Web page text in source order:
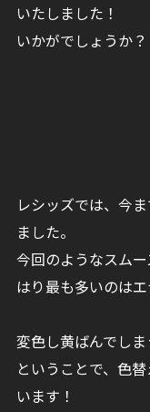
いたしました！
いかがでしょうか？
レシッズでは、今
ました。
今回のようなスム
はり最も多いのはエ
変色し黄ばんでし
ということで、色
います！